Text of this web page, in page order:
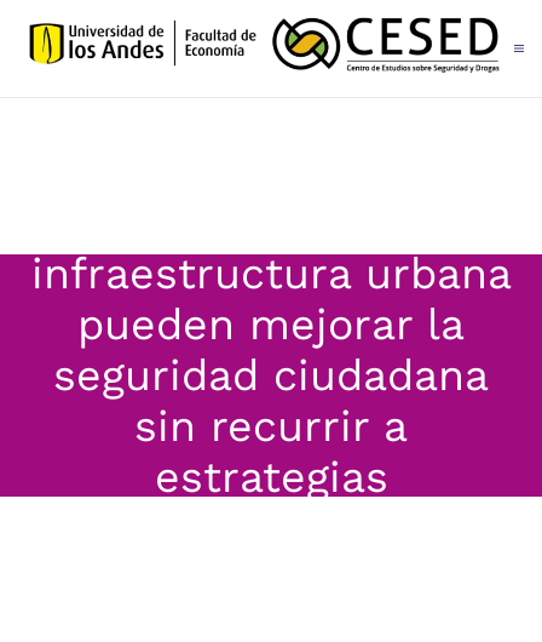
Skip to main content
infraestructura urbana
pueden mejorar la
seguridad ciudadana
sin recurrir a
estrategias